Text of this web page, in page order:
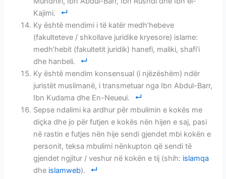
Kajimi.
Ky është mendimi i të katër medh’hebeve
(fakulteteve / shkollave juridike kryesore) islame:
medh’hebit (fakultetit juridik) hanefi, maliki, shafi’i
dhe hanbeli.
Ky është mendim konsensual (i njëzëshëm) ndër
juristët muslimanë, i transmetuar nga Ibn Abdul-Barr,
Ibn Kudama dhe En-Neueui.
Sepse ndalimi ka ardhur për mbulimin e kokës me
diçka dhe jo për futjen e kokës nën hijen e saj, pasi
në rastin e futjes nën hije sendi gjendet mbi kokën e
personit, teksa mbulimi nënkupton që sendi të
gjendet ngjitur / veshur në kokën e tij (shih: islamqa
dhe islamweb).